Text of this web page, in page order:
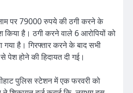
पर 79000 रुपये की ठगी करने के
किया है। ठगी करने वाले 6 आरोपियों को
गया है। गिरफ्तार करने के बाद सभी
पेश होने की हिदायत दी गई।
पुलिस स्टेशन में एक फरवरी को